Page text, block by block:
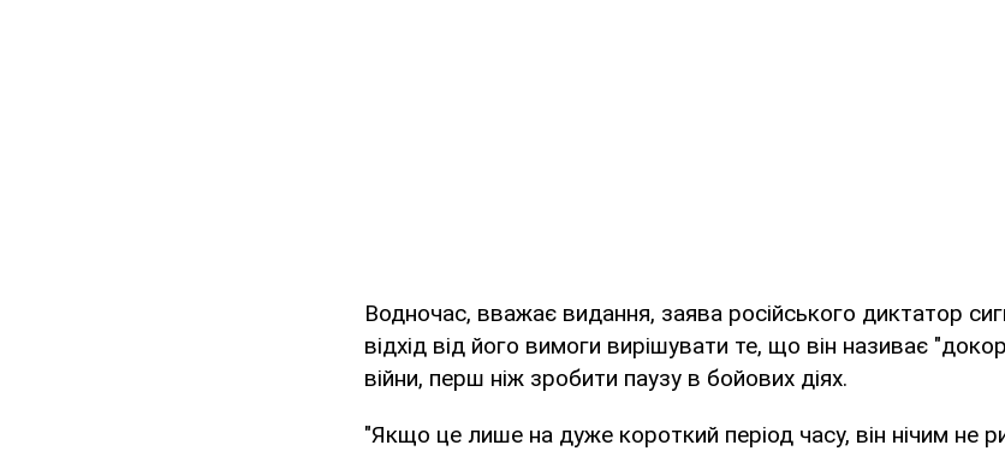
Водночас, вважає видання, заява російського диктатор
відхід від його вимоги вирішувати те, що він називає
війни, перш ніж зробити паузу в бойових діях.
"Якщо це лише на дуже короткий період часу, він нічим не